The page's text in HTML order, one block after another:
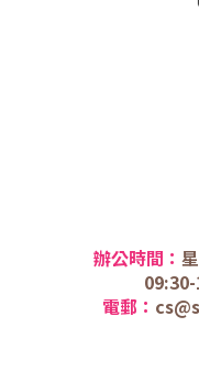
辦公時間：
電郵：